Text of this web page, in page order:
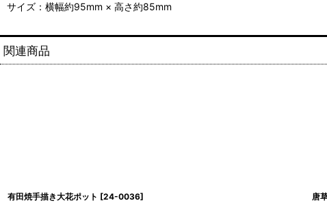
サイズ：横幅約95mm × 高さ約85mm
関連商品
有田焼手描き大花ポット [24-0036] 唐